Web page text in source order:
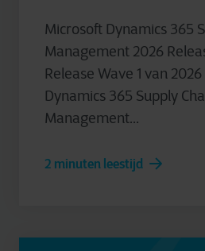
Microsoft Dynamics 365
Management 2026
Release Wave 1 van
Dynamics 365 Supply
Management...
2 minuten leestijd